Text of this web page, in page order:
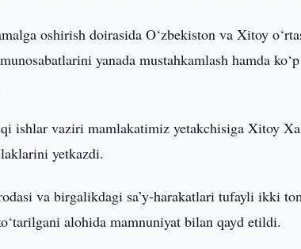
oshirish doirasida O‘zbekiston va Xitoy
yanada mustahkamlash hamda
ishlar vaziri mamlakatimiz yetakchisiga Xitoy
yetkazdi.
va birgalikdagi sa’y-harakatlari tufayli ikki
alohida mamnuniyat bilan qayd etildi.